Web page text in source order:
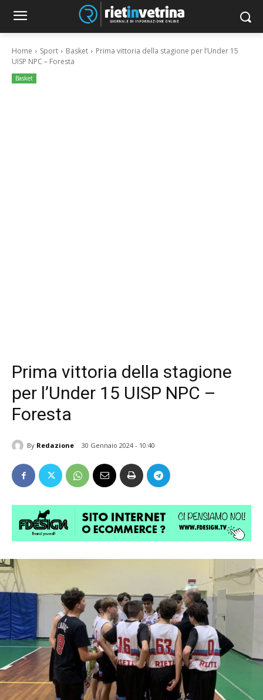
Home Sport Basket
Prima vittoria della stagione per l’Under 15
UISP NPC – Foresta
Basket
Prima vittoria della stagione
per l’Under 15 UISP NPC –
Foresta
By Redazione 30 Gennaio 2024 - 10:40